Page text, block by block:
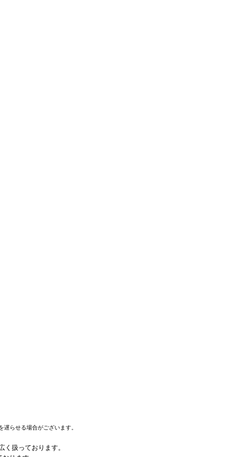
らせる場合がございます。
扱っております。